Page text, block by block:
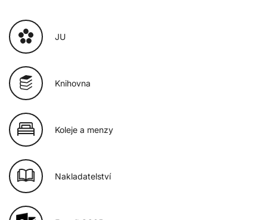
JU
Knihovna
Koleje a menzy
Nakladatelství